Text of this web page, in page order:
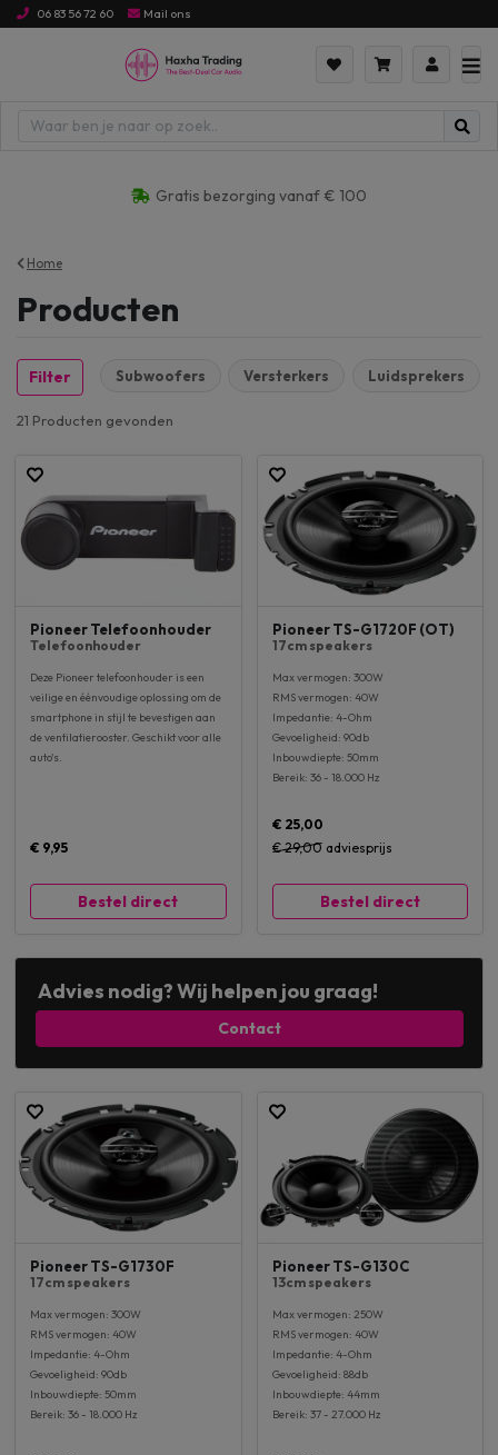
06 83 56 72 60 Mail ons
Gratis bezorging vanaf € 100
Home
Producten
Filter Subwoofers Versterkers Luidsprekers
21 Producten gevonden
Pioneer Telefoonhouder
Telefoonhouder
Deze Pioneer telefoonhouder is een
veilige en éénvoudige oplossing om de
smartphone in stijl te bevestigen aan
de ventilatierooster. Geschikt voor alle
auto's.
€ 9,95
Bestel direct
Pioneer TS-G1720F (OT)
17cm speakers
Max vermogen: 300W
RMS vermogen: 40W
Impedantie: 4-Ohm
Gevoeligheid: 90db
Inbouwdiepte: 50mm
Bereik: 36 - 18.000 Hz
€ 25,00
€ 29,00adviesprijs
Bestel direct
Advies nodig? Wij helpen jou graag!
Contact
Pioneer TS-G1730F
17cm speakers
Max vermogen: 300W
RMS vermogen: 40W
Impedantie: 4-Ohm
Gevoeligheid: 90db
Inbouwdiepte: 50mm
Bereik: 36 - 18.000 Hz
Pioneer TS-G130C
13cm speakers
Max vermogen: 250W
RMS vermogen: 40W
Impedantie: 4-Ohm
Gevoeligheid: 88db
Inbouwdiepte: 44mm
Bereik: 37 - 27.000 Hz
hoog naar laag